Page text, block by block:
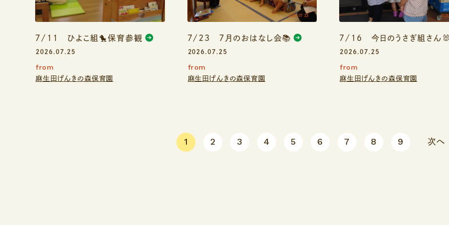
7/11 ひよこ組🐤保育参観
2026.07.25
from
麻生田げんきの森保育園
7/23 ７月のおはなし会📚
2026.07.25
from
麻生田げんきの森保育園
7/16 今日のうさぎ組さん🐰
2026.07.25
from
麻生田げんきの森保育園
1 2 3 4 5 6 7 8 9 次へ